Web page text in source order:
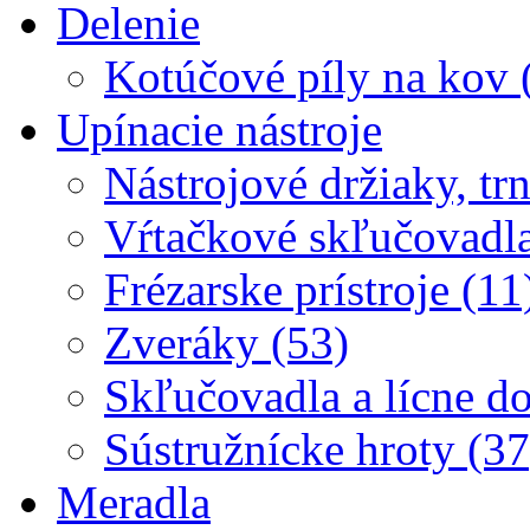
Delenie
Kotúčové píly na kov
Upínacie nástroje
Nástrojové držiaky,
Vŕtačkové
Frézarske prístroje
Zveráky (53)
Skľučovadla a lícne
Sústružnícke hroty
Meradla